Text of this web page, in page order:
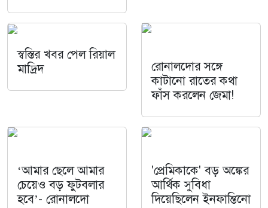
স্বস্তির খবর পেল রিয়াল
মাদ্রিদ
রোনালদোর সঙ্গে
কাটানো রাতের কথা
ফাঁস করলেন জেমা!
‘আমার ছেলে আমার
চেয়েও বড় ফুটবলার
হবে’- রোনালদো
'প্রেমিকাকে' বড় অঙ্কের
আর্থিক সুবিধা
দিয়েছিলেন ইনফান্তিনো